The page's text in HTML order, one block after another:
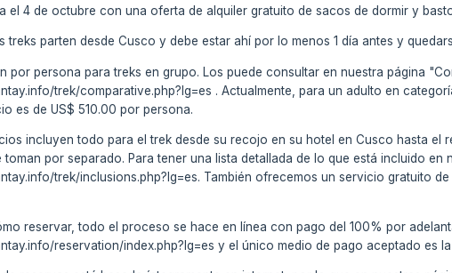
el 4 de octubre con una oferta de alquiler gratuito de sacos de dormir y
treks parten desde Cusco y debe estar ahí por lo menos 1 día antes y
por persona para treks en grupo. Los puede consultar en nuestra página
trek/comparative.php?lg=es . Actualmente, para un adulto en
es de US$ 510.00 por persona.
incluyen todo para el trek desde su recojo en su hotel en Cusco hasta el
toman por separado. Para tener una lista detallada de lo que está incluido
trek/inclusions.php?lg=es. También ofrecemos un servicio gratuito
reservar, todo el proceso se hace en línea con pago del 100% por
reservation/index.php?lg=es y el único medio de pago aceptado es